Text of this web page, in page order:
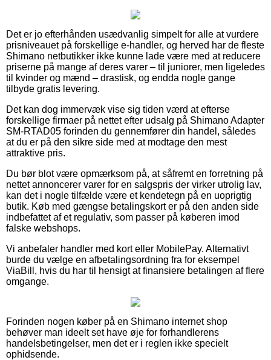
Det er jo efterhånden usædvanlig simpelt for alle at vurdere
prisniveauet på forskellige e-handler, og herved har de fleste
Shimano netbutikker ikke kunne lade være med at reducere
priserne på mange af deres varer – til juniorer, men ligeledes
til kvinder og mænd – drastisk, og endda nogle gange
tilbyde gratis levering.
Det kan dog immervæk vise sig tiden værd at efterse
forskellige firmaer på nettet efter udsalg på Shimano Adapter
SM-RTAD05 forinden du gennemfører din handel, således
at du er på den sikre side med at modtage den mest
attraktive pris.
Du bør blot være opmærksom på, at såfremt en forretning på
nettet annoncerer varer for en salgspris der virker utrolig lav,
kan det i nogle tilfælde være et kendetegn på en uoprigtig
butik. Køb med gængse betalingskort er på den anden side
indbefattet af et regulativ, som passer på køberen imod
falske webshops.
Vi anbefaler handler med kort eller MobilePay. Alternativt
burde du vælge en afbetalingsordning fra for eksempel
ViaBill, hvis du har til hensigt at finansiere betalingen af flere
omgange.
Forinden nogen køber på en Shimano internet shop
behøver man ideelt set have øje for forhandlerens
handelsbetingelser, men det er i reglen ikke specielt
ophidsende.